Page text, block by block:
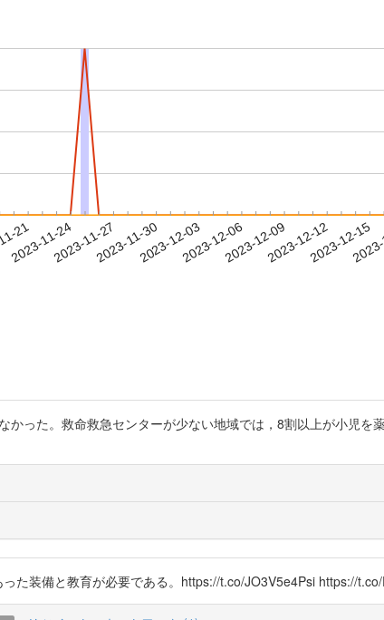
21
2023-11-242023-11-272023-11-302023-12-032023-12-062023-12-092023-12-122023-12-15
った。救命救急センターが少ない地域では，8割以上が小児を
た装備と教育が必要である。https://t.co/JO3V5e4Psi https://